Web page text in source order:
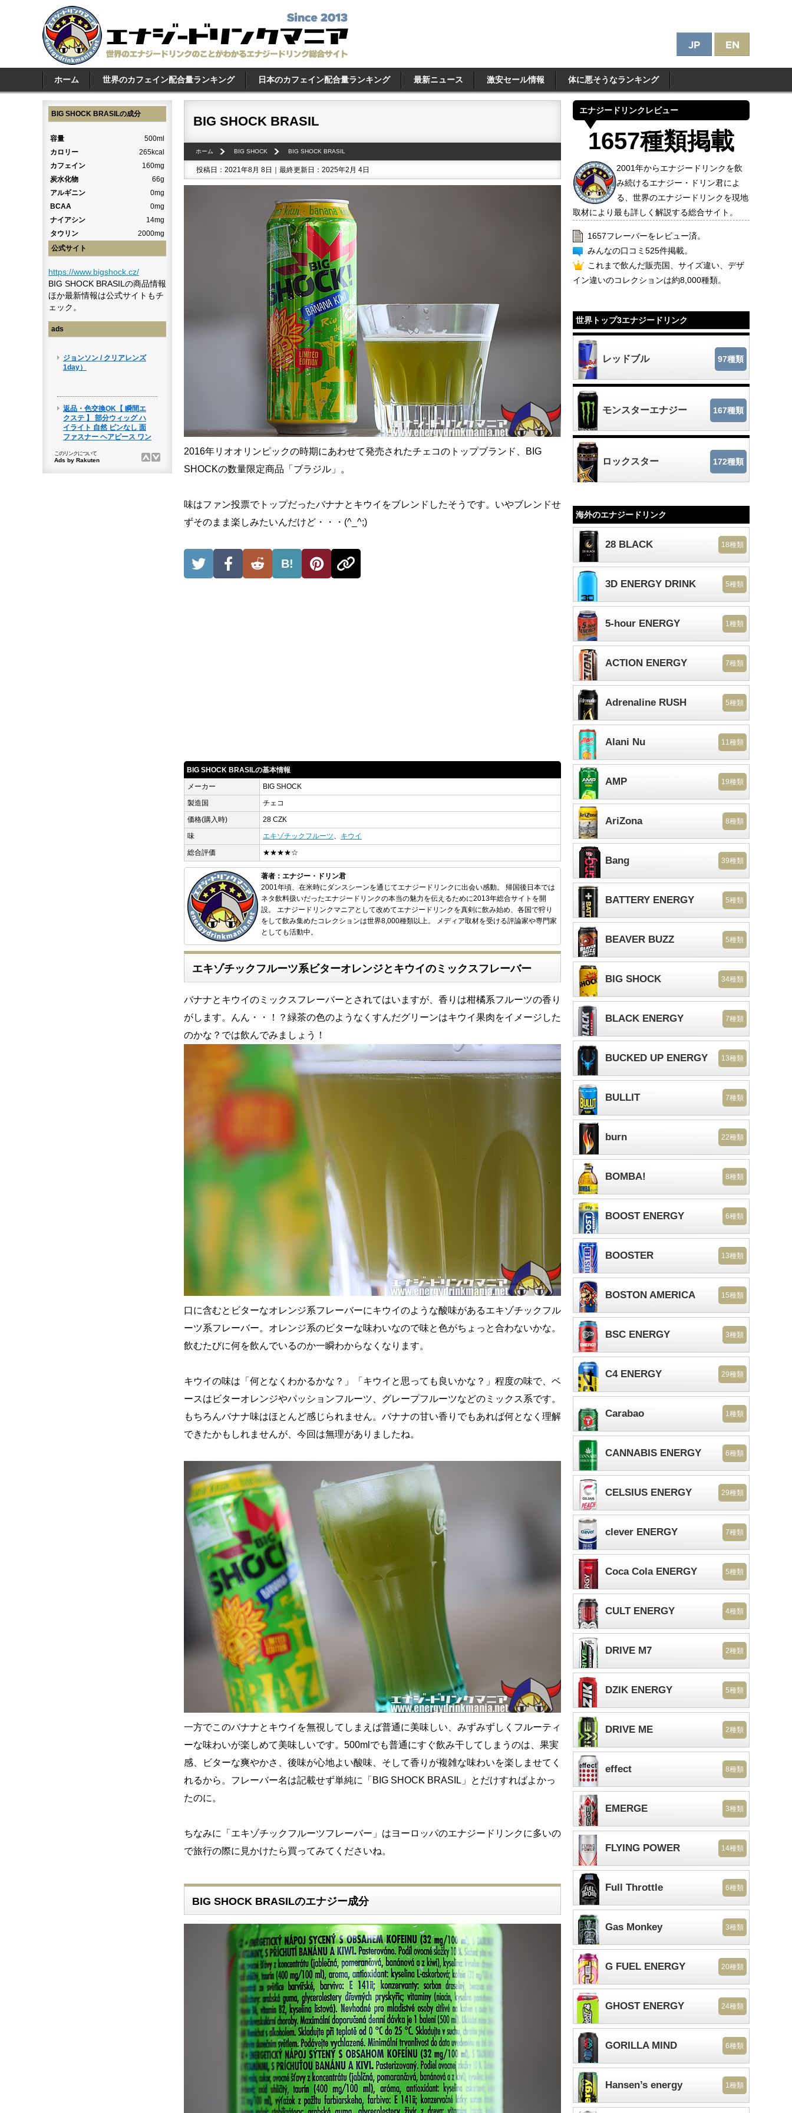
ホーム 世界のカフェイン配合量ランキング 日本のカフェイン配合量ランキング 最新ニュース 激安セール情報 体に悪そうなランキング
BIG SHOCK BRASIL
ホーム BIG SHOCK BIG SHOCK BRASIL
投稿日：2021年8月 8日｜最終更新日：2025年2月 4日
2016年リオオリンピックの時期にあわせて発売されたチェコのトップブランド、BIG
SHOCKの数量限定商品「ブラジル」。
味はファン投票でトップだったバナナとキウイをブレンドしたそうです。いやブレンドせ
ずそのまま楽しみたいんだけど・・・(^_^;)
B!
BIG SHOCK BRASILの基本情報
メーカー
BIG SHOCK
製造国
チェコ
価格(購入時)
28 CZK
味
エキゾチックフルーツ、 キウイ
総合評価
★★★★☆
著者：エナジー・ドリン君
2001年頃、在米時にダンスシーンを通じてエナジードリンクに出会い感動。 帰国後日本では
ネタ飲料扱いだったエナジードリンクの本当の魅力を伝えるために2013年総合サイトを開
設。 エナジードリンクマニアとして改めてエナジードリンクを真剣に飲み始め、各国で狩り
をして飲み集めたコレクションは世界8,000種類以上。 メディア取材を受ける評論家や専門家
としても活動中。
エキゾチックフルーツ系ビターオレンジとキウイのミックスフレーバー
バナナとキウイのミックスフレーバーとされてはいますが、香りは柑橘系フルーツの香り
がします。んん・・！？緑茶の色のようなくすんだグリーンはキウイ果肉をイメージした
のかな？では飲んでみましょう！
口に含むとビターなオレンジ系フレーバーにキウイのような酸味があるエキゾチックフル
ーツ系フレーバー。オレンジ系のビターな味わいなので味と色がちょっと合わないかな。
飲むたびに何を飲んでいるのか一瞬わからなくなります。
キウイの味は「何となくわかるかな？」「キウイと思っても良いかな？」程度の味で、ベ
ースはビターオレンジやパッションフルーツ、グレープフルーツなどのミックス系です。
もちろんバナナ味はほとんど感じられません。バナナの甘い香りでもあれば何となく理解
できたかもしれませんが、今回は無理がありましたね。
一方でこのバナナとキウイを無視してしまえば普通に美味しい、みずみずしくフルーティ
ーな味わいが楽しめて美味しいです。500mlでも普通にすぐ飲み干してしまうのは、果実
感、ビターな爽やかさ、後味が心地よい酸味、そして香りが複雑な味わいを楽しませてく
れるから。フレーバー名は記載せず単純に「BIG SHOCK BRASIL」とだけすればよかっ
たのに。
ちなみに「エキゾチックフルーツフレーバー」はヨーロッパのエナジードリンクに多いの
で旅行の際に見かけたら買ってみてくださいね。
BIG SHOCK BRASILのエナジー成分
BIG SHOCK BRASILの成分
容量
500ml
カロリー
265kcal
カフェイン
160mg
炭水化物
66g
アルギニン
0mg
BCAA
0mg
ナイアシン
14mg
タウリン
2000mg
公式サイト
https://www.bigshock.cz/
BIG SHOCK BRASILの商品情報
ほか最新情報は公式サイトもチ
ェック。
ads
エナジードリンクレビュー
1657種類掲載
2001年からエナジードリンクを飲
み続けるエナジー・ドリン君によ
る、世界のエナジードリンクを現地
取材により最も詳しく解説する総合サイト。
1657フレーバーをレビュー済。
みんなの口コミ525件掲載。
これまで飲んだ販売国、サイズ違い、デザ
イン違いのコレクションは約8,000種類。
世界トップ3エナジードリンク
レッドブル 97種類
モンスターエナジー 167種類
ロックスター 172種類
海外のエナジードリンク
28 BLACK 18種類
3D ENERGY DRINK 5種類
5-hour ENERGY 1種類
ACTION ENERGY 7種類
Adrenaline RUSH 5種類
Alani Nu 11種類
AMP 19種類
AriZona 8種類
Bang 39種類
BATTERY ENERGY 5種類
BEAVER BUZZ 5種類
BIG SHOCK 34種類
BLACK ENERGY 7種類
BUCKED UP ENERGY 13種類
BULLIT 7種類
burn 22種類
BOMBA! 8種類
BOOST ENERGY 6種類
BOOSTER 13種類
BOSTON AMERICA 15種類
BSC ENERGY 3種類
C4 ENERGY 29種類
Carabao 1種類
CANNABIS ENERGY 6種類
CELSIUS ENERGY 29種類
clever ENERGY 7種類
Coca Cola ENERGY 5種類
CULT ENERGY 4種類
DRIVE M7 2種類
DZIK ENERGY 5種類
DRIVE ME 2種類
effect 8種類
EMERGE 3種類
FLYING POWER 14種類
Full Throttle 6種類
Gas Monkey 3種類
G FUEL ENERGY 20種類
GHOST ENERGY 24種類
GORILLA MIND 6種類
Hansen’s energy 1種類